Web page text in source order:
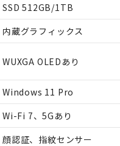
SSD 512GB/1TB
内蔵グラフィックス
WUXGA OLEDあり
Windows 11 Pro
Wi-Fi 7、5Gあり
顔認証、指紋センサー